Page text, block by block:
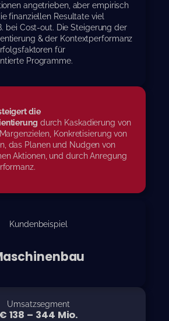
angetrieben, aber empirisch
finanziellen Resultate viel
bei Cost-out. Die Steigerung der
& der Kontextperformanz
für
Programme.
die
durch Kaskadierung von
Konkretisierung von
das Planen und Nudgen von
Aktionen, und durch Anregung
Kundenbeispiel
Umsatzsegment
€180 –451 Mio.